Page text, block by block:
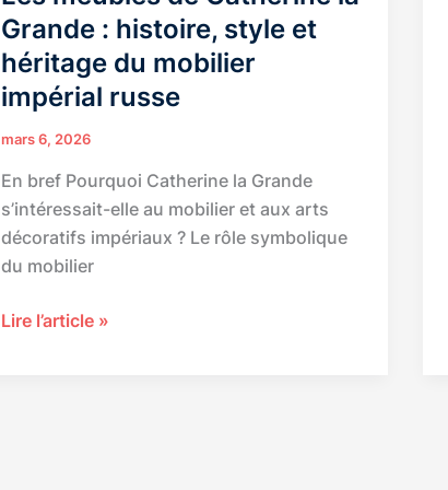
Grande : histoire, style et
héritage du mobilier
impérial russe
mars 6, 2026
En bref Pourquoi Catherine la Grande
s’intéressait-elle au mobilier et aux arts
décoratifs impériaux ? Le rôle symbolique
du mobilier
Les
Lire l’article »